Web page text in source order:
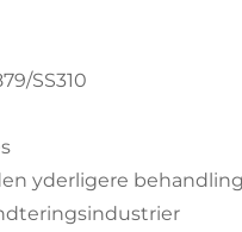
SS310
yderligere behandling